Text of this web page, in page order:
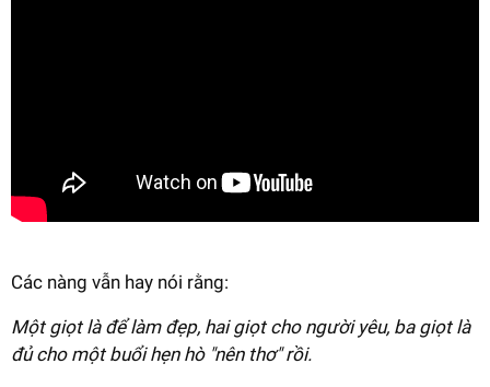
Các nàng vẫn hay nói rằng:
Một giọt là để làm đẹp, hai giọt cho người yêu, ba giọt là
đủ cho một buổi hẹn hò "nên thơ" rồi.